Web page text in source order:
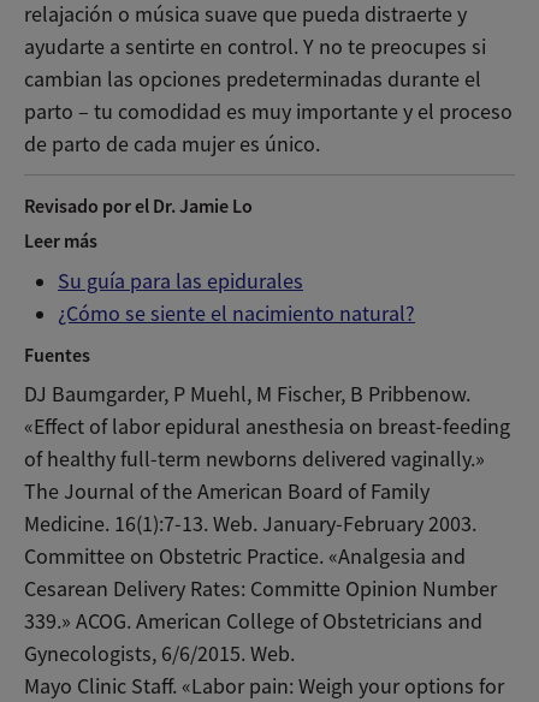
relajación o música suave que pueda distraerte y
ayudarte a sentirte en control. Y no te preocupes si
cambian las opciones predeterminadas durante el
parto – tu comodidad es muy importante y el proceso
de parto de cada mujer es único.
Revisado por el Dr. Jamie Lo
Leer más
Su guía para las epidurales
¿Cómo se siente el nacimiento natural?
Fuentes
DJ Baumgarder, P Muehl, M Fischer, B Pribbenow.
«Effect of labor epidural anesthesia on breast-feeding
of healthy full-term newborns delivered vaginally.»
The Journal of the American Board of Family
Medicine. 16(1):7-13. Web. January-February 2003.
Committee on Obstetric Practice. «Analgesia and
Cesarean Delivery Rates: Committe Opinion Number
339.» ACOG. American College of Obstetricians and
Gynecologists, 6/6/2015. Web.
Mayo Clinic Staff. «Labor pain: Weigh your options for